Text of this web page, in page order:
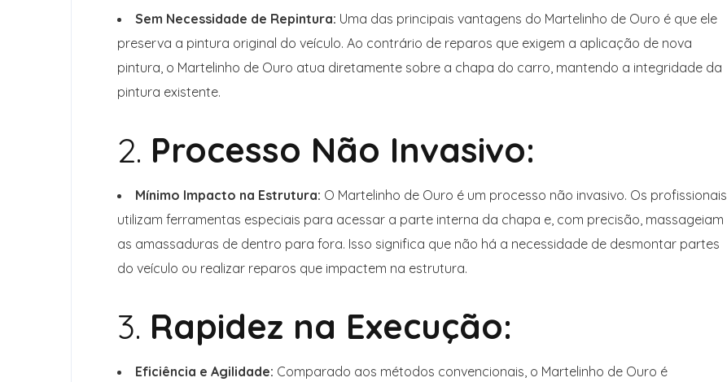
Sem Necessidade de Repintura: Uma das principais vantagens do Martelinho de Ouro é que ele
preserva a pintura original do veículo. Ao contrário de reparos que exigem a aplicação de nova
pintura, o Martelinho de Ouro atua diretamente sobre a chapa do carro, mantendo a integridade da
pintura existente.
2. Processo Não Invasivo:
Mínimo Impacto na Estrutura: O Martelinho de Ouro é um processo não invasivo. Os profissionais
utilizam ferramentas especiais para acessar a parte interna da chapa e, com precisão, massageiam
as amassaduras de dentro para fora. Isso significa que não há a necessidade de desmontar partes
do veículo ou realizar reparos que impactem na estrutura.
3. Rapidez na Execução:
Eficiência e Agilidade: Comparado aos métodos convencionais, o Martelinho de Ouro é